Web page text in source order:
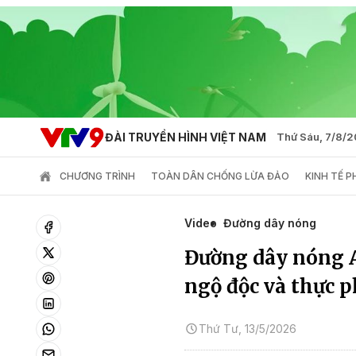
ĐÀI TRUYỀN HÌNH VIỆT NAM Thứ Sáu, 7/8/
CHƯƠNG TRÌNH TOÀN DÂN CHỐNG LỪA ĐẢO KINH TẾ
Video Đường dây nóng
Đường dây nóng
ngộ độc và thực
Thứ Tư, 13/5/2026